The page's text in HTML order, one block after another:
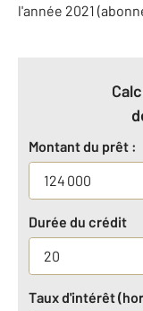
l'année 2021
Montant du prêt :
Durée du crédit
Taux d'intérêt